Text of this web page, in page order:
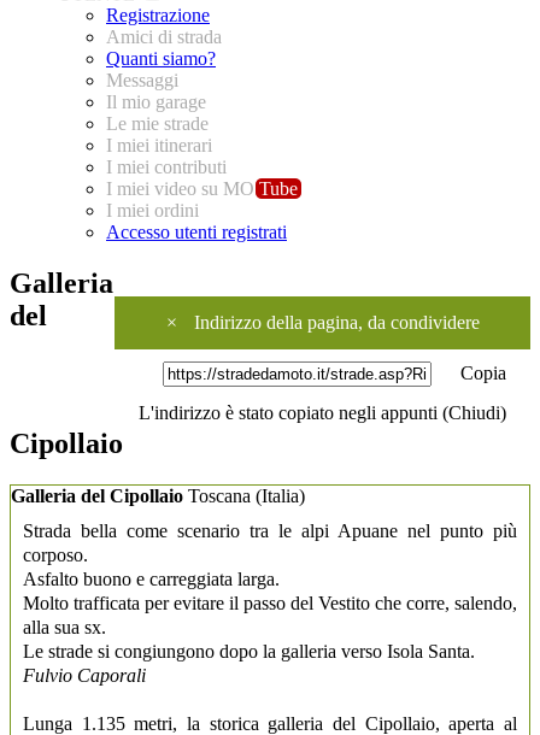
Registrazione
Amici di strada
Quanti siamo?
Messaggi
Il mio garage
Le mie strade
I miei itinerari
I miei contributi
I miei video su MO Tube
I miei ordini
Accesso utenti registrati
× Indirizzo della pagina, da condividere
Copia
L'indirizzo è stato copiato negli appunti (Chiudi)
Galleria
del
Cipollaio
Galleria del Cipollaio Toscana (Italia)
Strada bella come scenario tra le alpi Apuane nel punto più
corposo.
Asfalto buono e carreggiata larga.
Molto trafficata per evitare il passo del Vestito che corre, salendo,
alla sua sx.
Le strade si congiungono dopo la galleria verso Isola Santa.
Fulvio Caporali
Lunga 1.135 metri, la storica galleria del Cipollaio, aperta al